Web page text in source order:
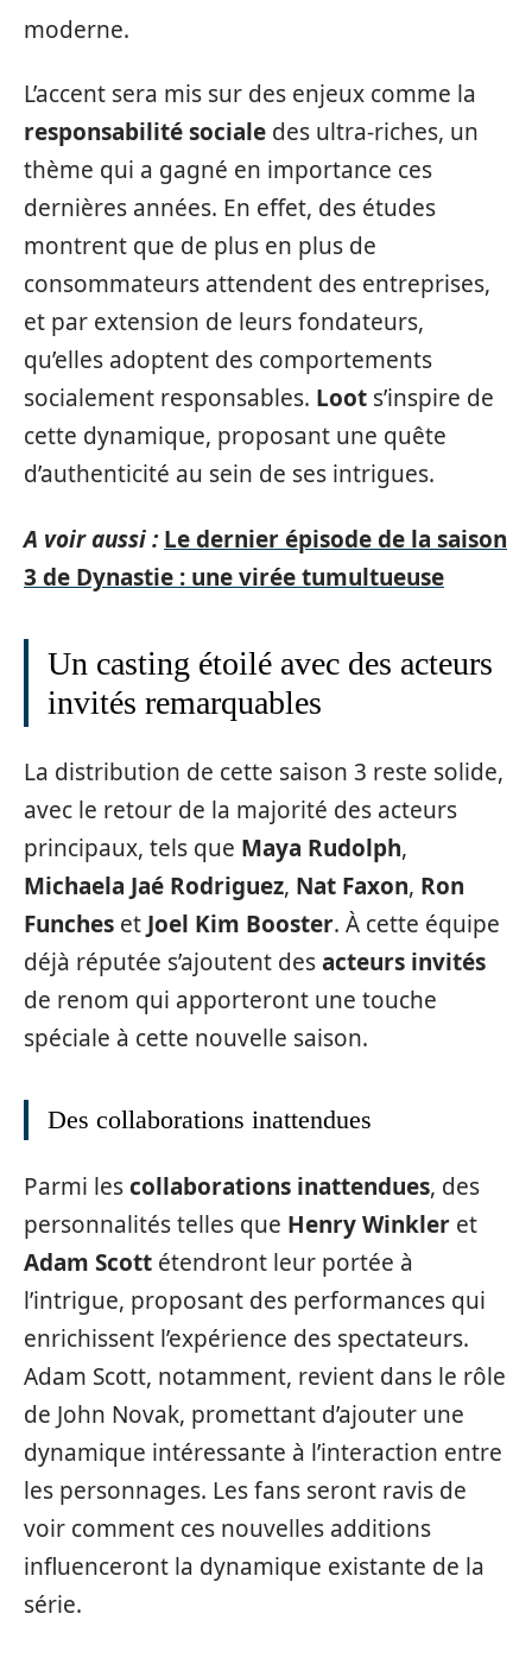
moderne.
L’accent sera mis sur des enjeux comme la
responsabilité sociale des ultra-riches, un
thème qui a gagné en importance ces
dernières années. En effet, des études
montrent que de plus en plus de
consommateurs attendent des entreprises,
et par extension de leurs fondateurs,
qu’elles adoptent des comportements
socialement responsables. Loot s’inspire de
cette dynamique, proposant une quête
d’authenticité au sein de ses intrigues.
A voir aussi : Le dernier épisode de la saison
3 de Dynastie : une virée tumultueuse
Un casting étoilé avec des acteurs
invités remarquables
La distribution de cette saison 3 reste solide,
avec le retour de la majorité des acteurs
principaux, tels que Maya Rudolph,
Michaela Jaé Rodriguez, Nat Faxon, Ron
Funches et Joel Kim Booster. À cette équipe
déjà réputée s’ajoutent desacteurs invités
de renom qui apporteront une touche
spéciale à cette nouvelle saison.
Des collaborations inattendues
Parmi lescollaborations inattendues, des
personnalités telles que Henry Winkler et
Adam Scott étendront leur portée à
l’intrigue, proposant des performances qui
enrichissent l’expérience des spectateurs.
Adam Scott, notamment, revient dans le rôle
de John Novak, promettant d’ajouter une
dynamique intéressante à l’interaction entre
les personnages. Les fans seront ravis de
voir comment ces nouvelles additions
influenceront la dynamique existante de la
série.